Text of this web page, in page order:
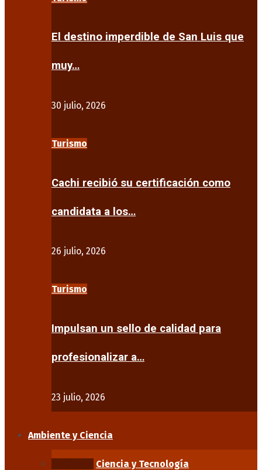
El destino imperdible de San Luis que
muy…
30 julio, 2026
Turismo
Cachi recibió su certificación como
candidata a los…
26 julio, 2026
Turismo
Impulsan un sello de calidad para
profesionalizar a…
23 julio, 2026
Ambiente y Ciencia
Ciencia y Tecnología